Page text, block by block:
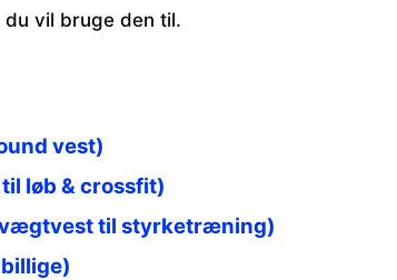
vil bruge den til.
vest)
løb & crossfit)
vægtvest til styrketræning)